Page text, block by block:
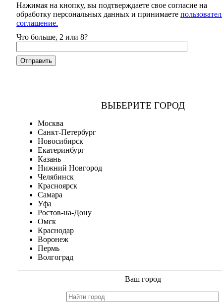
Нажимая на кнопку, вы подтверждаете свое согласие на
обработку персональных данных и принимаете
соглашение.
Что больше, 2 или 8?
ВЫБЕРИТЕ ГОРОД
Москва
Санкт-Петербург
Новосибирск
Екатеринбург
Казань
Нижний Новгород
Челябинск
Красноярск
Самара
Уфа
Ростов-на-Дону
Омск
Краснодар
Воронеж
Пермь
Волгоград
Ваш город